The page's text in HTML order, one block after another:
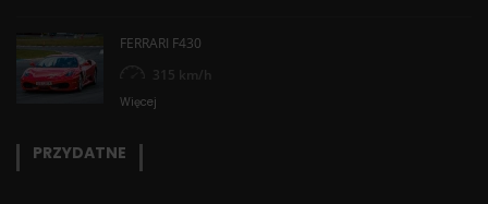
FERRARI F430
315 km/h
Więcej
PRZYDATNE